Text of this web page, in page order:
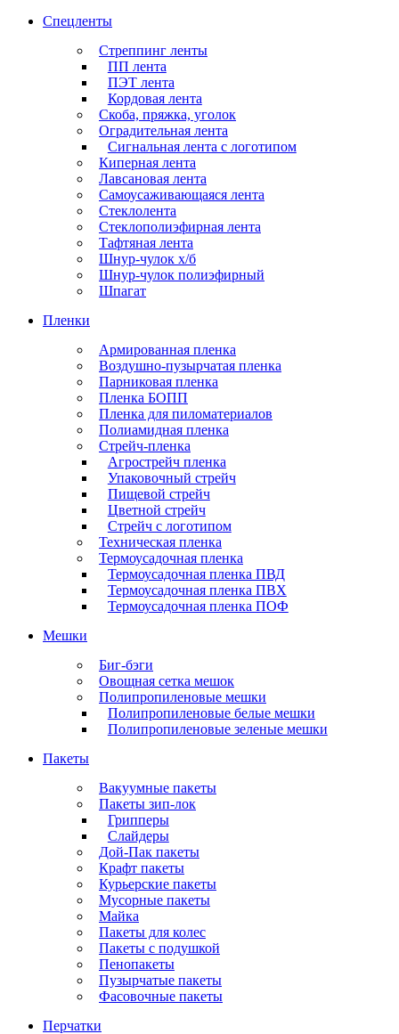
Спецленты
Стреппинг ленты
ПП лента
ПЭТ лента
Кордовая лента
Скоба, пряжка, уголок
Оградительная лента
Сигнальная лента с логотипом
Киперная лента
Лавсановая лента
Самоусаживающаяся лента
Стеклолента
Стеклополиэфирная лента
Тафтяная лента
Шнур-чулок х/б
Шнур-чулок полиэфирный
Шпагат
Пленки
Армированная пленка
Воздушно-пузырчатая пленка
Парниковая пленка
Пленка БОПП
Пленка для пиломатериалов
Полиамидная пленка
Стрейч-пленка
Агрострейч пленка
Упаковочный стрейч
Пищевой стрейч
Цветной стрейч
Стрейч с логотипом
Техническая пленка
Термоусадочная пленка
Термоусадочная пленка ПВД
Термоусадочная пленка ПВХ
Термоусадочная пленка ПОФ
Мешки
Биг-бэги
Овощная сетка мешок
Полипропиленовые мешки
Полипропиленовые белые мешки
Полипропиленовые зеленые мешки
Пакеты
Вакуумные пакеты
Пакеты зип-лок
Грипперы
Слайдеры
Дой-Пак пакеты
Крафт пакеты
Курьерские пакеты
Мусорные пакеты
Майка
Пакеты для колес
Пакеты с подушкой
Пенопакеты
Пузырчатые пакеты
Фасовочные пакеты
Перчатки